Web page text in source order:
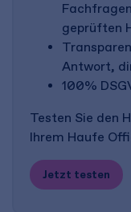
geprüften
Antwort,
100%
Testen Sie den
Ihrem Haufe
Jetzt testen